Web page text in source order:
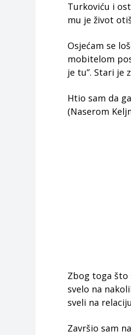
Turkoviću i
mu je život
Osjećam se
mobitelom
je tu”. Stari je
Htio sam da
(Naserom
Zbog toga što
svelo na
sveli na
Završio sam